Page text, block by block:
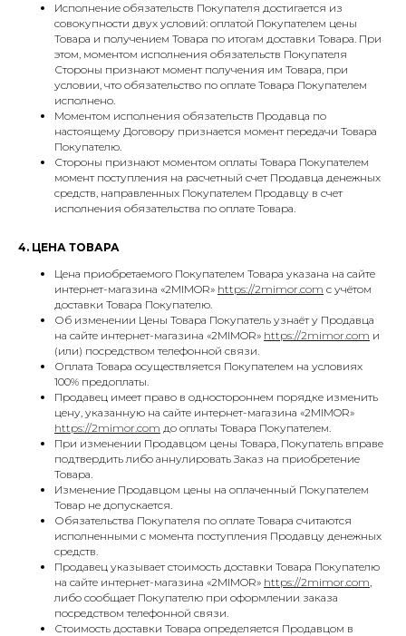
Исполнение обязательств Покупателя достигается из
совокупности двух условий: оплатой Покупателем цены
Товара и получением Товара по итогам доставки Товара. При
этом, моментом исполнения обязательств Покупателя
Стороны признают момент получения им Товара, при
условии, что обязательство по оплате Товара Покупателем
исполнено.
Моментом исполнения обязательств Продавца по
настоящему Договору признается момент передачи Товара
Покупателю.
Стороны признают моментом оплаты Товара Покупателем
момент поступления на расчетный счет Продавца денежных
средств, направленных Покупателем Продавцу в счет
исполнения обязательства по оплате Товара.
4. ЦЕНА ТОВАРА
Цена приобретаемого Покупателем Товара указана на сайте
интернет-магазина «2MIMOR» https://2mimor.com с учётом
доставки Товара Покупателю.
Об изменении Цены Товара Покупатель узнаёт у Продавца
на сайте интернет-магазина «2MIMOR» https://2mimor.com и
(или) посредством телефонной связи.
Оплата Товара осуществляется Покупателем на условиях
100% предоплаты.
Продавец имеет право в одностороннем порядке изменить
цену, указанную на сайте интернет-магазина «2MIMOR»
https://2mimor.com до оплаты Товара Покупателем.
При изменении Продавцом цены Товара, Покупатель вправе
подтвердить либо аннулировать Заказ на приобретение
Товара.
Изменение Продавцом цены на оплаченный Покупателем
Товар не допускается.
Обязательства Покупателя по оплате Товара считаются
исполненными с момента поступления Продавцу денежных
средств.
Продавец указывает стоимость доставки Товара Покупателю
на сайте интернет-магазина «2MIMOR» https://2mimor.com,
либо сообщает Покупателю при оформлении заказа
посредством телефонной связи.
Стоимость доставки Товара определяется Продавцом в